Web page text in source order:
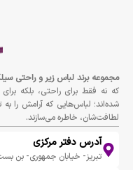
مجموعه برند لباس زير و راحتى
که نه فقط برای راحتی، بلکه
شده‌اند؛ لباس‌هایی که آرامش را به
لطافت‌شان، خاطره می‌سازند.
آدرس دفتر مرکزی
تبریز- خیابان جمهوری- بن